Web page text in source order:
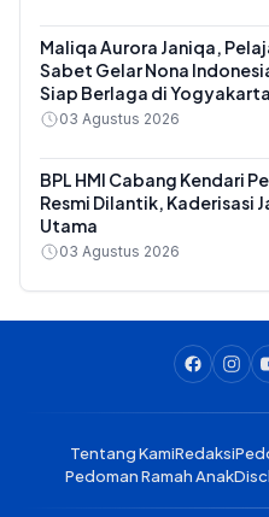
Maliqa Aurora Janiqa,
Sabet Gelar Nona
Siap Berlaga di Yogyakarta
03 Agustus 2026
BPL HMI Cabang Kendari
Resmi Dilantik, Kaderisasi
Utama
03 Agustus 2026
Tentang KamiRedaksi
Pedoman Ramah Anak